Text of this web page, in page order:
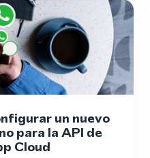
un nuevo
para la API de
Cloud